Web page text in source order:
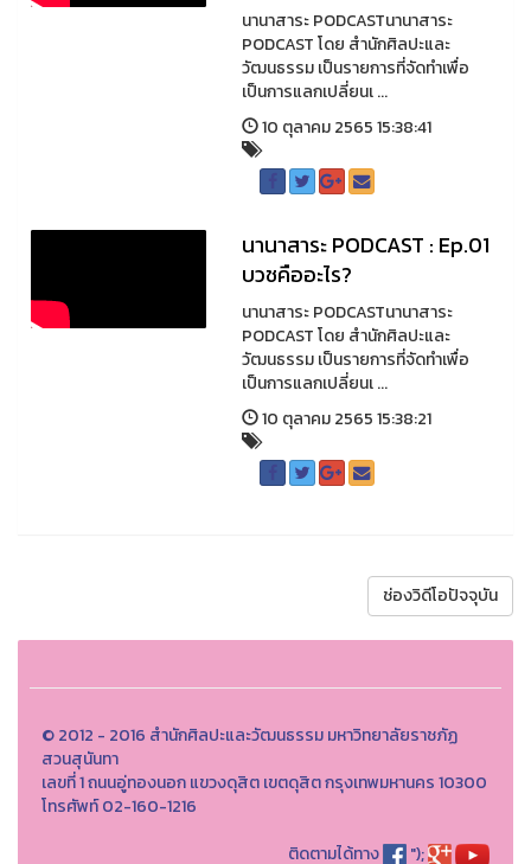
นานาสาระ PODCASTนานาสาระ
PODCAST โดย สำนักศิลปะและ
วัฒนธรรม เป็นรายการที่จัดทำเพื่อ
เป็นการแลกเปลี่ยนเ ...
10 ตุลาคม 2565 15:38:41
นานาสาระ PODCAST : Ep.01
บวชคืออะไร?
นานาสาระ PODCASTนานาสาระ
PODCAST โดย สำนักศิลปะและ
วัฒนธรรม เป็นรายการที่จัดทำเพื่อ
เป็นการแลกเปลี่ยนเ ...
10 ตุลาคม 2565 15:38:21
ช่องวิดีโอปัจจุบัน
© 2012 - 2016 สำนักศิลปะและวัฒนธรรม มหาวิทยาลัยราชภัฏ
สวนสุนันทา
เลขที่ 1 ถนนอู่ทองนอก แขวงดุสิต เขตดุสิต กรุงเทพมหานคร 10300
โทรศัพท์ 02-160-1216
ติดตามได้ทาง
");